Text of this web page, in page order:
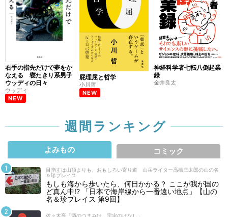
右手の指先だけで夢をか
なえる 寝たきり系男子
ウッディの日々
ウッディ
NEW
屁理屈と哲学
小川哲
NEW
神経科学者七転八倒起業
録
金井良太
週間ランキング
よみもの コミック
目指すは山頂よりも、おもしろい寄り道 山岳ライター高橋庄太郎の山の名
＆珍プレイス
もしも海から歩いたら、何日かかる？ ここが我が国の
ど真ん中!? 「日本で海岸線から一番遠い地点」【山の
名＆珍プレイス 第9回】
佐々木亮「酒のつまみは、宇宙のはなし」